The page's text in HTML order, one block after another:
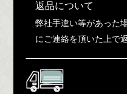
返品について
弊社手違い等があった
にご連絡を頂いた上で